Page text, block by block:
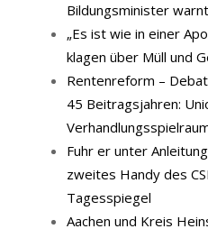
Bildungsminister
„Es ist wie in einer
klagen über Müll und
Rentenreform –
45 Beitragsjahren:
Fuhr er unter
zweites Handy des
Tagesspiegel
Aachen und Kreis